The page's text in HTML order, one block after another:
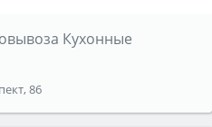
Кухонные
86